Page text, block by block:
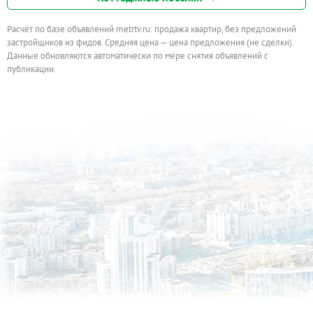
Расчёт по базе объявлений metrtv.ru: продажа квартир, без предложений
застройщиков из фидов. Средняя цена — цена предложения (не сделки).
Данные обновляются автоматически по мере снятия объявлений с
публикации.